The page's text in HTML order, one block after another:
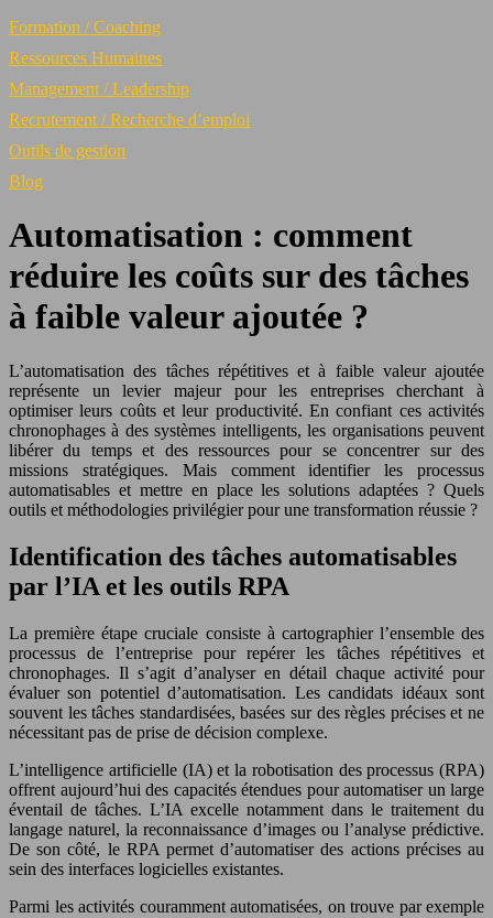
Formation / Coaching
Ressources Humaines
Management / Leadership
Recrutement / Recherche d’emploi
Outils de gestion
Blog
Automatisation : comment
réduire les coûts sur des tâches
à faible valeur ajoutée ?
L’automatisation des tâches répétitives et à faible valeur ajoutée
représente un levier majeur pour les entreprises cherchant à
optimiser leurs coûts et leur productivité. En confiant ces activités
chronophages à des systèmes intelligents, les organisations peuvent
libérer du temps et des ressources pour se concentrer sur des
missions stratégiques. Mais comment identifier les processus
automatisables et mettre en place les solutions adaptées ? Quels
outils et méthodologies privilégier pour une transformation réussie ?
Identification des tâches automatisables
par l’IA et les outils RPA
La première étape cruciale consiste à cartographier l’ensemble des
processus de l’entreprise pour repérer les tâches répétitives et
chronophages. Il s’agit d’analyser en détail chaque activité pour
évaluer son potentiel d’automatisation. Les candidats idéaux sont
souvent les tâches standardisées, basées sur des règles précises et ne
nécessitant pas de prise de décision complexe.
L’intelligence artificielle (IA) et la robotisation des processus (RPA)
offrent aujourd’hui des capacités étendues pour automatiser un large
éventail de tâches. L’IA excelle notamment dans le traitement du
langage naturel, la reconnaissance d’images ou l’analyse prédictive.
De son côté, le RPA permet d’automatiser des actions précises au
sein des interfaces logicielles existantes.
Parmi les activités couramment automatisées, on trouve par exemple